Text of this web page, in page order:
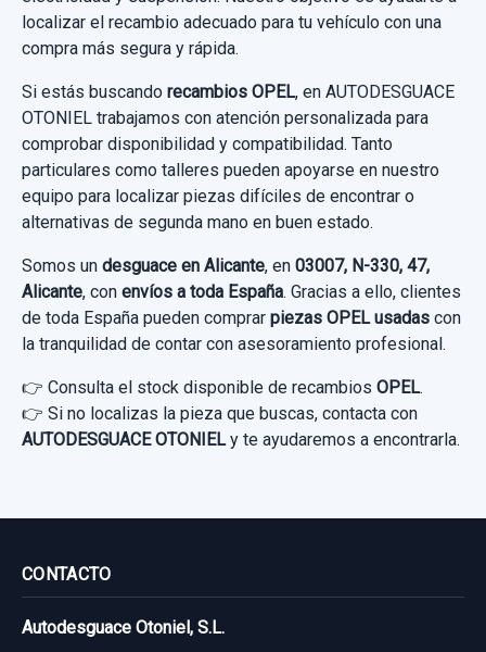
Consultar por whatsapp
16,52 €
Sin IVA, gastos de envío no incluidos.
Consultar por whatsapp
localizar el recambio adecuado para tu vehículo con una
compra más segura y rápida.
Si estás buscando recambios OPEL, en AUTODESGUACE
OTONIEL trabajamos con atención personalizada para
comprobar disponibilidad y compatibilidad. Tanto
particulares como talleres pueden apoyarse en nuestro
equipo para localizar piezas difíciles de encontrar o
alternativas de segunda mano en buen estado.
Somos un desguace en Alicante, en 03007, N-330, 47,
Alicante, con envíos a toda España. Gracias a ello, clientes
de toda España pueden comprar piezas OPEL usadas con
la tranquilidad de contar con asesoramiento profesional.
👉 Consulta el stock disponible de recambios OPEL.
👉 Si no localizas la pieza que buscas, contacta con
AUTODESGUACE OTONIELy te ayudaremos a encontrarla.
CONTACTO
Autodesguace Otoniel, S.L.